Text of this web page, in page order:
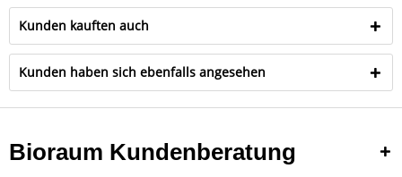
Kunden kauften auch
Kunden haben sich ebenfalls angesehen
Bioraum Kundenberatung